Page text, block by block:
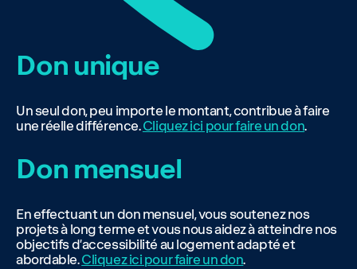
Don unique
Un seul don, peu importe le montant, contribue à faire
une réelle différence.Cliquez ici pour faire un don.
Don mensuel
En effectuant un don mensuel, vous soutenez nos
projets à long terme et vous nous aidez à atteindre nos
objectifs d’accessibilité au logement adapté et
abordable.Cliquez ici pour faire un don.